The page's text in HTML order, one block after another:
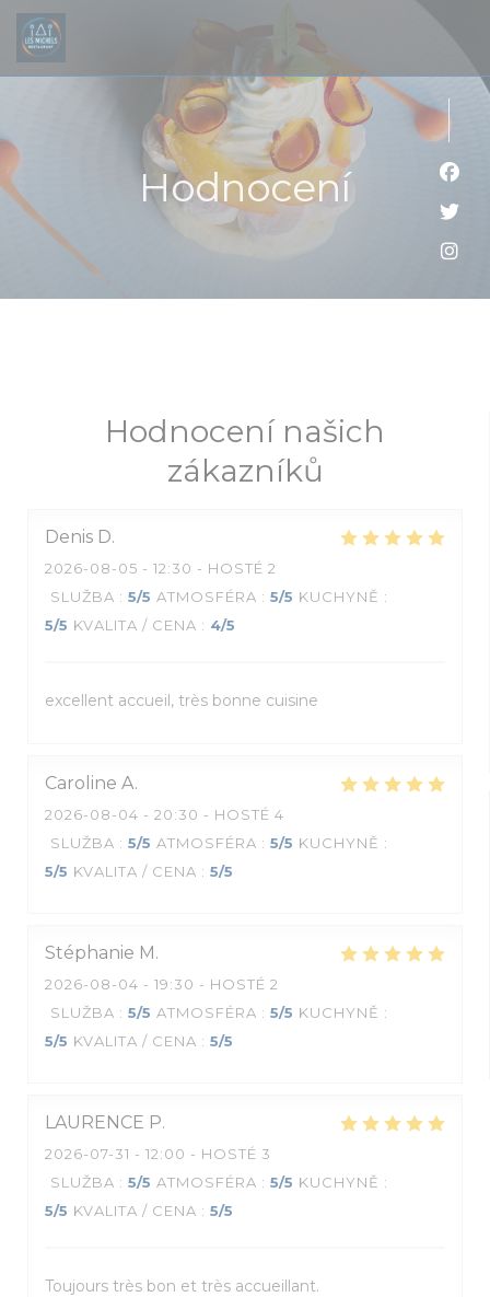
Panel pro správu cookies
Hodnocení
Hodnocení našich
zákazníků
Denis D
2026-08-05 - 12:30 - HOSTÉ 2
SLUŽBA : 5/5 ATMOSFÉRA : 5/5 KUCHYNĚ :
5/5 KVALITA / CENA : 4/5
excellent accueil, très bonne cuisine
Caroline A
2026-08-04 - 20:30 - HOSTÉ 4
SLUŽBA : 5/5 ATMOSFÉRA : 5/5 KUCHYNĚ :
5/5 KVALITA / CENA : 5/5
Stéphanie M
2026-08-04 - 19:30 - HOSTÉ 2
SLUŽBA : 5/5 ATMOSFÉRA : 5/5 KUCHYNĚ :
5/5 KVALITA / CENA : 5/5
LAURENCE P
2026-07-31 - 12:00 - HOSTÉ 3
SLUŽBA : 5/5 ATMOSFÉRA : 5/5 KUCHYNĚ :
5/5 KVALITA / CENA : 5/5
Toujours très bon et très accueillant.